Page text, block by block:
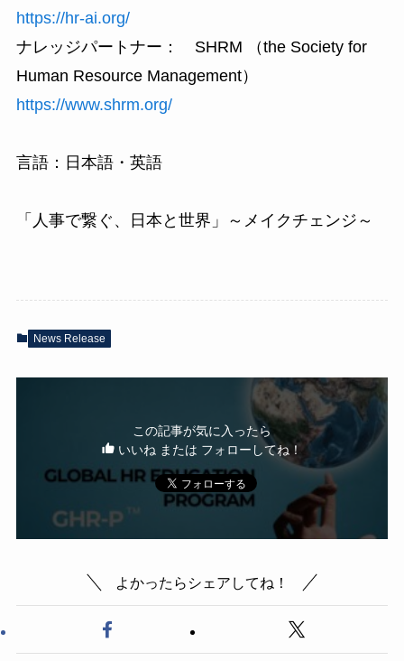
https://hr-ai.org/
ナレッジパートナー： SHRM （the Society for
Human Resource Management）
https://www.shrm.org/
言語：日本語・英語
「人事で繋ぐ、日本と世界」～メイクチェンジ～
News Release
この記事が気に入ったら
いいね または フォローしてね！
よかったらシェアしてね！